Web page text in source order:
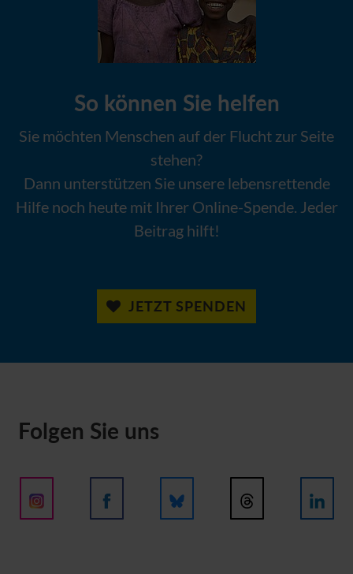
So können Sie helfen
Sie möchten Menschen auf der Flucht zur Seite
stehen?
Dann unterstützen Sie unsere lebensrettende
Hilfe noch heute mit Ihrer Online-Spende. Jeder
Beitrag hilft!
JETZT SPENDEN
Folgen Sie uns